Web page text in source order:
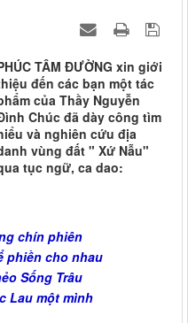
TÂM ĐƯỜNG xin giới
đến các bạn một tác
của Thầy Nguyễn
Chúc đã dày công tìm
và nghiên cứu địa
vùng đất " Xứ Nẫu"
tục ngữ, ca dao:
chín phiên
phiền cho nhau
Sống Trâu
Lau một mình